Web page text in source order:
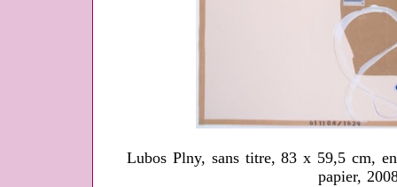
Lubos Plny, sans titre, 83 x 59,5 cm,
papier,